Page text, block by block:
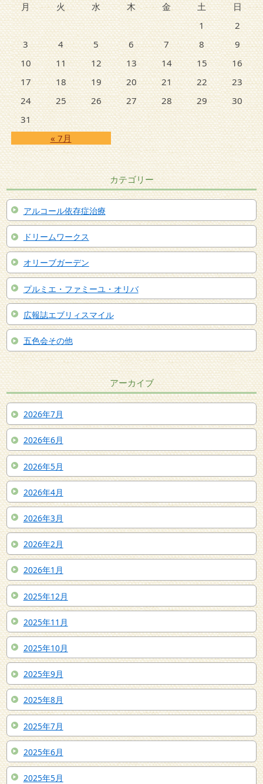
月 火 水 木 金 土 日
« 7月
1
2
3
4 5 6 7 8
9
10
11 12 13 14 15
16
17
18 19 20 21 22
23
24
25 26 27 28 29
30
31
カテゴリー
アルコール依存症治療
ドリームワークス
オリーブガーデン
プルミエ・ファミーユ・オリバ
広報誌エブリィスマイル
五色会その他
アーカイブ
2026年7月
2026年6月
2026年5月
2026年4月
2026年3月
2026年2月
2026年1月
2025年12月
2025年11月
2025年10月
2025年9月
2025年8月
2025年7月
2025年6月
2025年5月